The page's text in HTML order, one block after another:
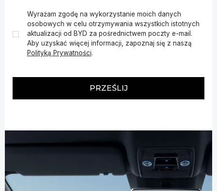
Wyrażam zgodę na wykorzystanie moich danych
osobowych w celu otrzymywania wszystkich istotnych
aktualizacji od BYD za pośrednictwem poczty e-mail.
Aby uzyskać więcej informacji, zapoznaj się z naszą
Polityką Prywatności.
PRZEŚLIJ